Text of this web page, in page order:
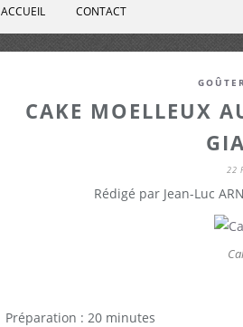
ACCUEIL CONTACT
CAKE MOELLEUX
22
Rédigé par Jean-Luc
Préparation : 20 minutes